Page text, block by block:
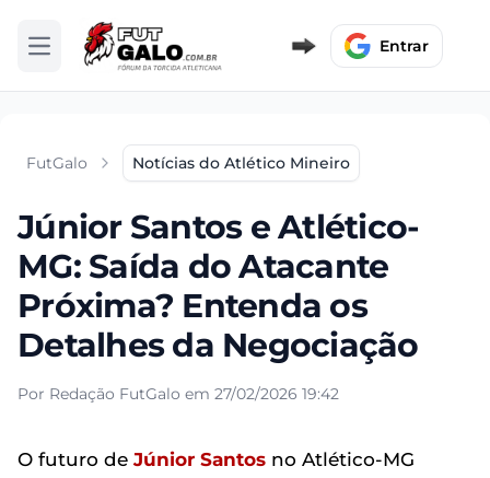
Abrir menu Entrar
FutGalo Notícias do Atlético Mineiro
Júnior Santos e Atlético-
MG: Saída do Atacante
Próxima? Entenda os
Detalhes da Negociação
Por Redação FutGalo em 27/02/2026 19:42
O futuro de Júnior Santos no Atlético-MG